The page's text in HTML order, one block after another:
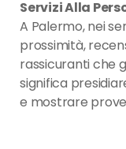
Servizi Alla
A Palermo, nei
prossimità,
rassicuranti che
significa
e mostrare